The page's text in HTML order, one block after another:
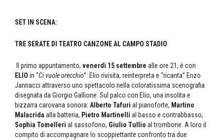
SET IN SCENA:
TRE SERATE DI TEATRO CANZONE AL CAMPO STADIO
Il primo appuntamento, venerdì 15 settembre alle ore 21, è con
ELIO in “Ci vuole orecchio”. Elio rivisita, reinterpreta e “ricanta” Enzo
Jannacci attraverso uno spettacolo nella coloratissima scenografia
disegnata da Giorgio Gallione. Sul palco con Elio, una insolita e
bizzarra carovana sonora: Alberto Tafuri al pianoforte, Martino
Malacrida alla batteria, Pietro Martinelli al basso e contrabbasso,
Sophia Tomelleri al sassofono, Giulio Tullio al trombone. A loro il
compito di accompagnare lo scoppiettante confronto tra due